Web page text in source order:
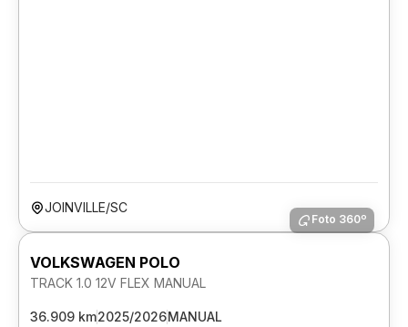
JOINVILLE/SC
Foto 360º
VOLKSWAGEN POLO
TRACK 1.0 12V FLEX MANUAL
36.909 km2025/2026MANUAL